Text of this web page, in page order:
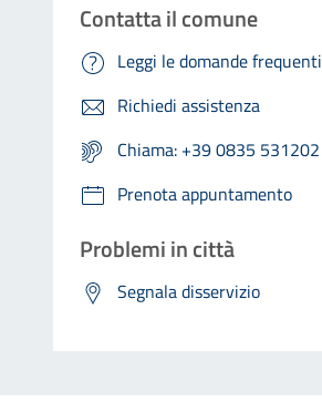
Contatta il comune
Leggi le domande frequenti
Richiedi assistenza
Chiama: +39 0835 531202
Prenota appuntamento
Problemi in città
Segnala disservizio